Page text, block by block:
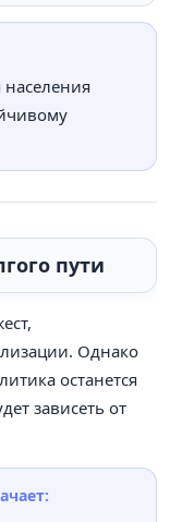
пути
Однако
останется
зависеть от